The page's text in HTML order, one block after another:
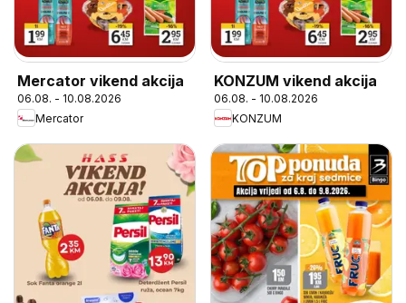
Mercator vikend akcija
06.08. - 10.08.2026
Mercator
KONZUM vikend akcija
06.08. - 10.08.2026
KONZUM